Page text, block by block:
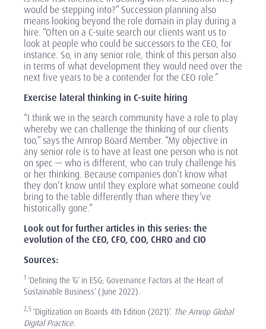
would be stepping into?” Succession planning also
means looking beyond the role domain in play during a
hire. “Often on a C-suite search our clients want us to
look at people who could be successors to the CEO, for
instance. So, in any senior role, think of this person also
in terms of what development they would need over the
next five years to be a contender for the CEO role.”
Exercise lateral thinking in C-suite hiring
“I think we in the search community have a role to play
whereby we can challenge the thinking of our clients
too,” says the Amrop Board Member. “My objective in
any senior role is to have at least one person who is not
on spec — who is different, who can truly challenge his
or her thinking. Because companies don’t know what
they don’t know until they explore what someone could
bring to the table differently than where they’ve
historically gone.”
Look out for further articles in this series: the
evolution of the CEO, CFO, COO, CHRO and CIO
Sources:
1 ‘Defining the ‘G’ in ESG; Governance Factors at the Heart of
Sustainable Business’ (June 2022).
2,5 ‘Digitization on Boards 4th Edition (2021)’. The Amrop Global
Digital Practice.